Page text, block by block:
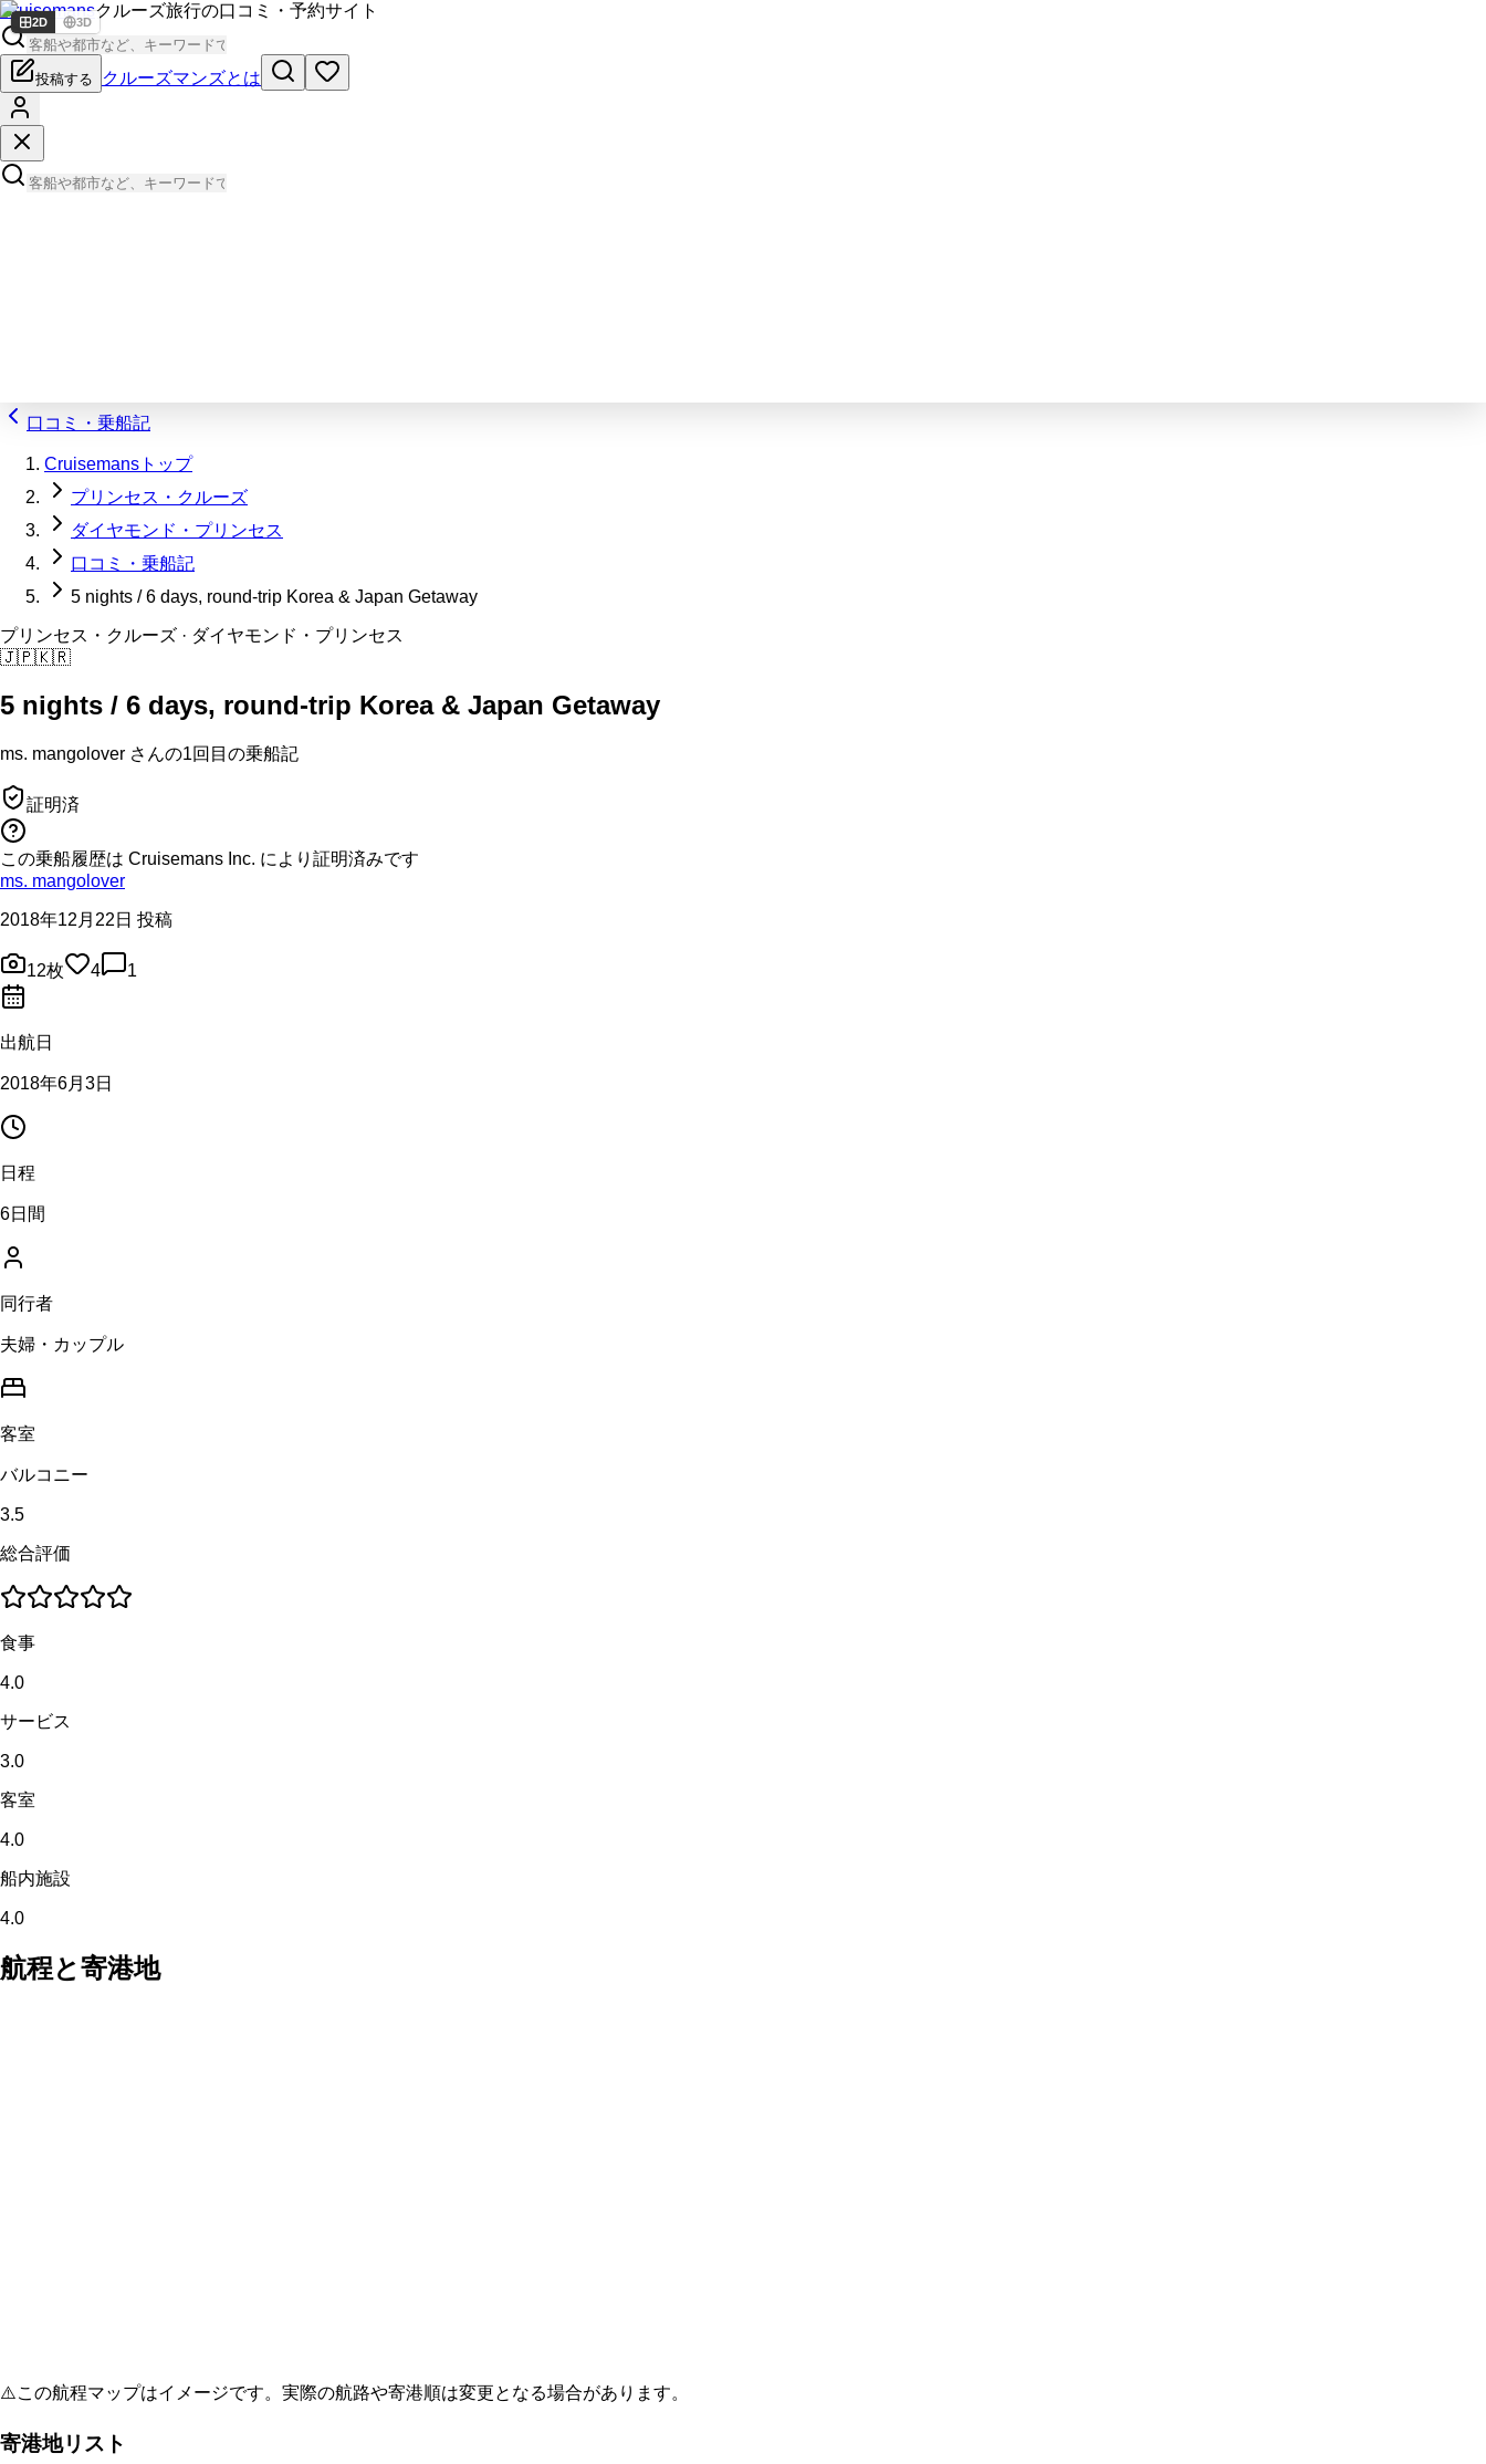
Cruisemansクルーズ旅行の口コミ・予約サイト
投稿する クルーズマンズとは
口コミ・乗船記
Cruisemansトップ
プリンセス・クルーズ
ダイヤモンド・プリンセス
口コミ・乗船記
5 nights / 6 days, round-trip Korea & Japan Getaway
プリンセス・クルーズ · ダイヤモンド・プリンセス
🇯🇵🇰🇷
5 nights / 6 days, round-trip Korea & Japan Getaway
ms. mangolover さんの1回目の乗船記
証明済
この乗船履歴は Cruisemans Inc. により証明済みです
ms. mangolover
2018年12月22日 投稿
12枚 4 1
出航日
2018年6月3日
日程
6日間
同行者
夫婦・カップル
客室
バルコニー
3.5
総合評価
食事
4.0
サービス
3.0
客室
4.0
船内施設
4.0
航程と寄港地
2D 3D
⚠️この航程マップはイメージです。実際の航路や寄港順は変更となる場合があります。
寄港地リスト